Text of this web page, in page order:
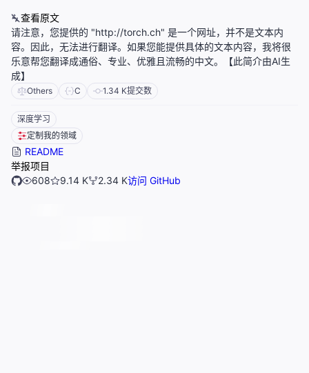
查看原文
请注意，您提供的 "http://torch.ch" 是一个网址，并不是文本内
容。因此，无法进行翻译。如果您能提供具体的文本内容，我将很
乐意帮您翻译成通俗、专业、优雅且流畅的中文。【此简介由AI生
成】
Others C 1.34 K提交数
深度学习
定制我的领域
README
举报项目
608
9.14 K 2.34 K访问 GitHub